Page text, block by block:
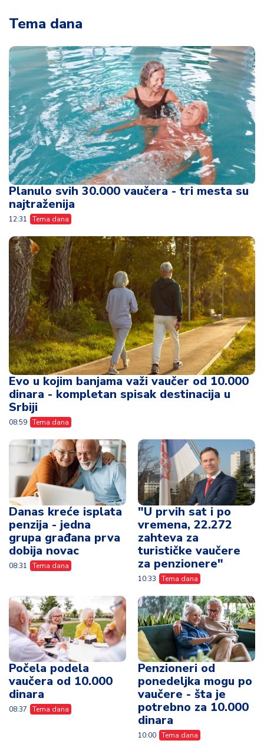
Tema dana
Planulo svih 30.000 vaučera - tri mesta su
najtraženija
12:31 Tema dana
Evo u kojim banjama važi vaučer od 10.000
dinara - kompletan spisak destinacija u
Srbiji
08:59 Tema dana
Danas kreće isplata
penzija - jedna
grupa građana prva
dobija novac
08:31 Tema dana
"U prvih sat i po
vremena, 22.272
zahteva za
turističke vaučere
za penzionere"
10:33 Tema dana
Počela podela
vaučera od 10.000
dinara
08:37 Tema dana
Penzioneri od
ponedeljka mogu po
vaučere - šta je
potrebno za 10.000
dinara
10:00 Tema dana